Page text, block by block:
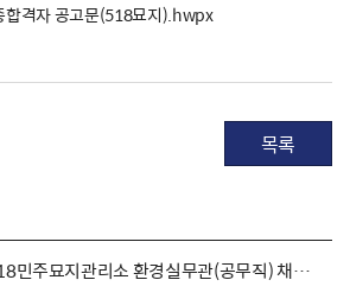
합격자 공고문(518묘지).hwpx
목록
국립5.18민주묘지관리소 환경실무관(공무직) 채용 공고